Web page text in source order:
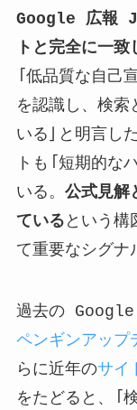
Google 広報
トと完全に一致
「低品質な自
を認識し、検
いる」と明言し
トも「短期的な
いる。 公式見解
ている という
て重要なシグナ
過去の Google
ペンギンアップ
らに近年のサイ
をたどると、「